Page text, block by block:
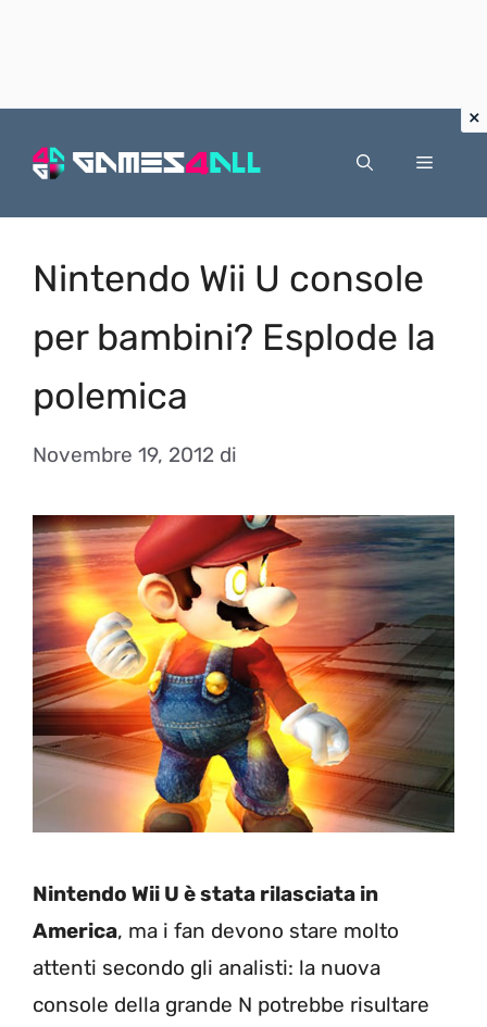
Menu
Nintendo Wii U console
per bambini? Esplode la
polemica
Novembre 19, 2012 di
Nintendo Wii U è stata rilasciata in
America, ma i fan devono stare molto
attenti secondo gli analisti: la nuova
console della grande N potrebbe risultare